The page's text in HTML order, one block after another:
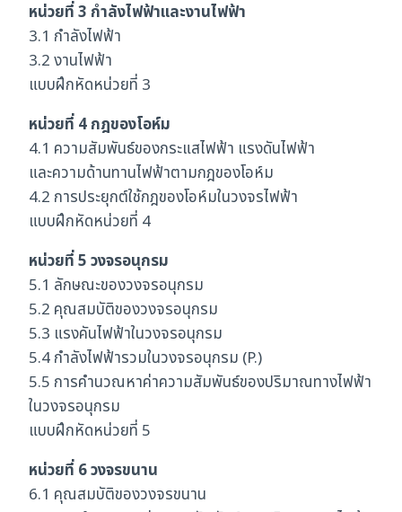
หน่วยที่ 3 กำลังไฟฟ้าและงานไฟฟ้า
3.1 กำลังไฟฟ้า
3.2 งานไฟฟ้า
แบบฝึกหัดหน่วยที่ 3
หน่วยที่ 4 กฎของโอห์ม
4.1 ความสัมพันธ์ของกระแสไฟฟ้า แรงดันไฟฟ้า
และความด้านทานไฟฟ้าตามกฎของโอห์ม
4.2 การประยุกต์ใช้กฎของโอห์มในวงจรไฟฟ้า
แบบฝึกหัดหน่วยที่ 4
หน่วยที่ 5 วงจรอนุกรม
5.1 ลักษณะของวงจรอนุกรม
5.2 คุณสมบัติของวงจรอนุกรม
5.3 แรงคันไฟฟ้าในวงจรอนุกรม
5.4 กำลังไฟฟ้ารวมในวงจรอนุกรม (P.)
5.5 การคำนวณหาค่าความสัมพันธ์ของปริมาณทางไฟฟ้า
ในวงจรอนุกรม
แบบฝึกหัดหน่วยที่ 5
หน่วยที่ 6 วงจรขนาน
6.1 คุณสมบัติของวงจรขนาน